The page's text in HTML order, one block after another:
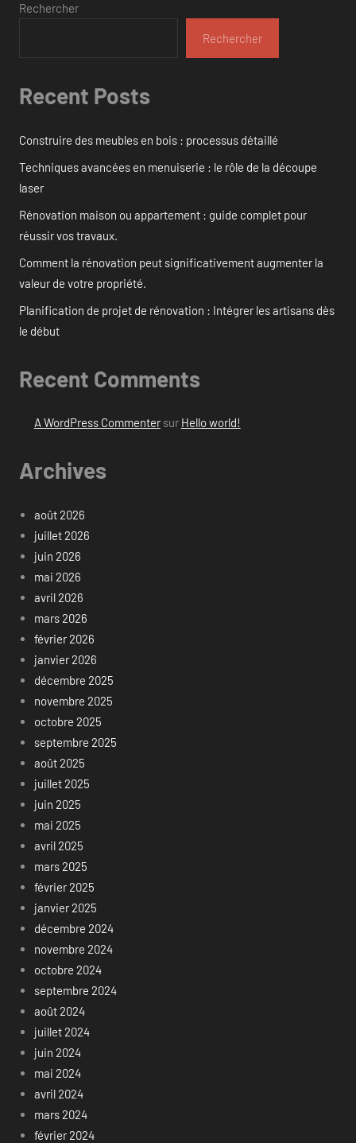
Rechercher
Rechercher
Recent Posts
Construire des meubles en bois : processus détaillé
Techniques avancées en menuiserie : le rôle de la découpe
laser
Rénovation maison ou appartement : guide complet pour
réussir vos travaux.
Comment la rénovation peut significativement augmenter la
valeur de votre propriété.
Planification de projet de rénovation : Intégrer les artisans dès
le début
Recent Comments
A WordPress Commentersur Hello world!
Archives
août 2026
juillet 2026
juin 2026
mai 2026
avril 2026
mars 2026
février 2026
janvier 2026
décembre 2025
novembre 2025
octobre 2025
septembre 2025
août 2025
juillet 2025
juin 2025
mai 2025
avril 2025
mars 2025
février 2025
janvier 2025
décembre 2024
novembre 2024
octobre 2024
septembre 2024
août 2024
juillet 2024
juin 2024
mai 2024
avril 2024
mars 2024
février 2024